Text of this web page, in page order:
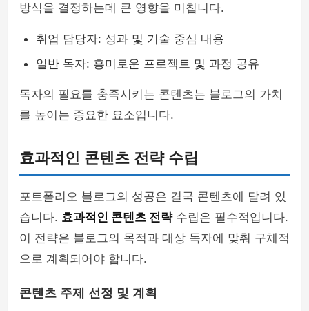
방식을 결정하는데 큰 영향을 미칩니다.
취업 담당자: 성과 및 기술 중심 내용
일반 독자: 흥미로운 프로젝트 및 과정 공유
독자의 필요를 충족시키는 콘텐츠는 블로그의 가치
를 높이는 중요한 요소입니다.
효과적인 콘텐츠 전략 수립
포트폴리오 블로그의 성공은 결국 콘텐츠에 달려 있
습니다. 효과적인 콘텐츠 전략수립은 필수적입니다.
이 전략은 블로그의 목적과 대상 독자에 맞춰 구체적
으로 계획되어야 합니다.
콘텐츠 주제 선정 및 계획